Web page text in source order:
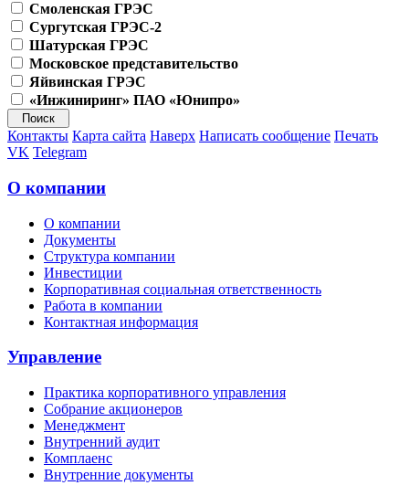
Смоленская ГРЭС
Сургутская ГРЭС-2
Шатурская ГРЭС
Московское представительство
Яйвинская ГРЭС
«Инжиниринг» ПАО «Юнипро»
Контакты Карта сайта Наверх Написать сообщение Печать
VK Telegram
О компании
О компании
Документы
Структура компании
Инвестиции
Корпоративная социальная ответственность
Работа в компании
Контактная информация
Управление
Практика корпоративного управления
Собрание акционеров
Менеджмент
Внутренний аудит
Комплаенс
Внутренние документы